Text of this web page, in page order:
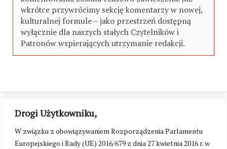
Drogi Użytkowniku,
W związku z obowiązywaniem Rozporządzenia Parlamentu
Europejskiego i Rady (UE) 2016/679 z dnia 27 kwietnia 2016 r. w
wkrótce przywrócimy sekcję komentarzy w nowej,
kulturalnej formule – jako przestrzeń dostępną
wyłącznie dla naszych stałych Czytelników i
Patronów wspierających utrzymanie redakcji.